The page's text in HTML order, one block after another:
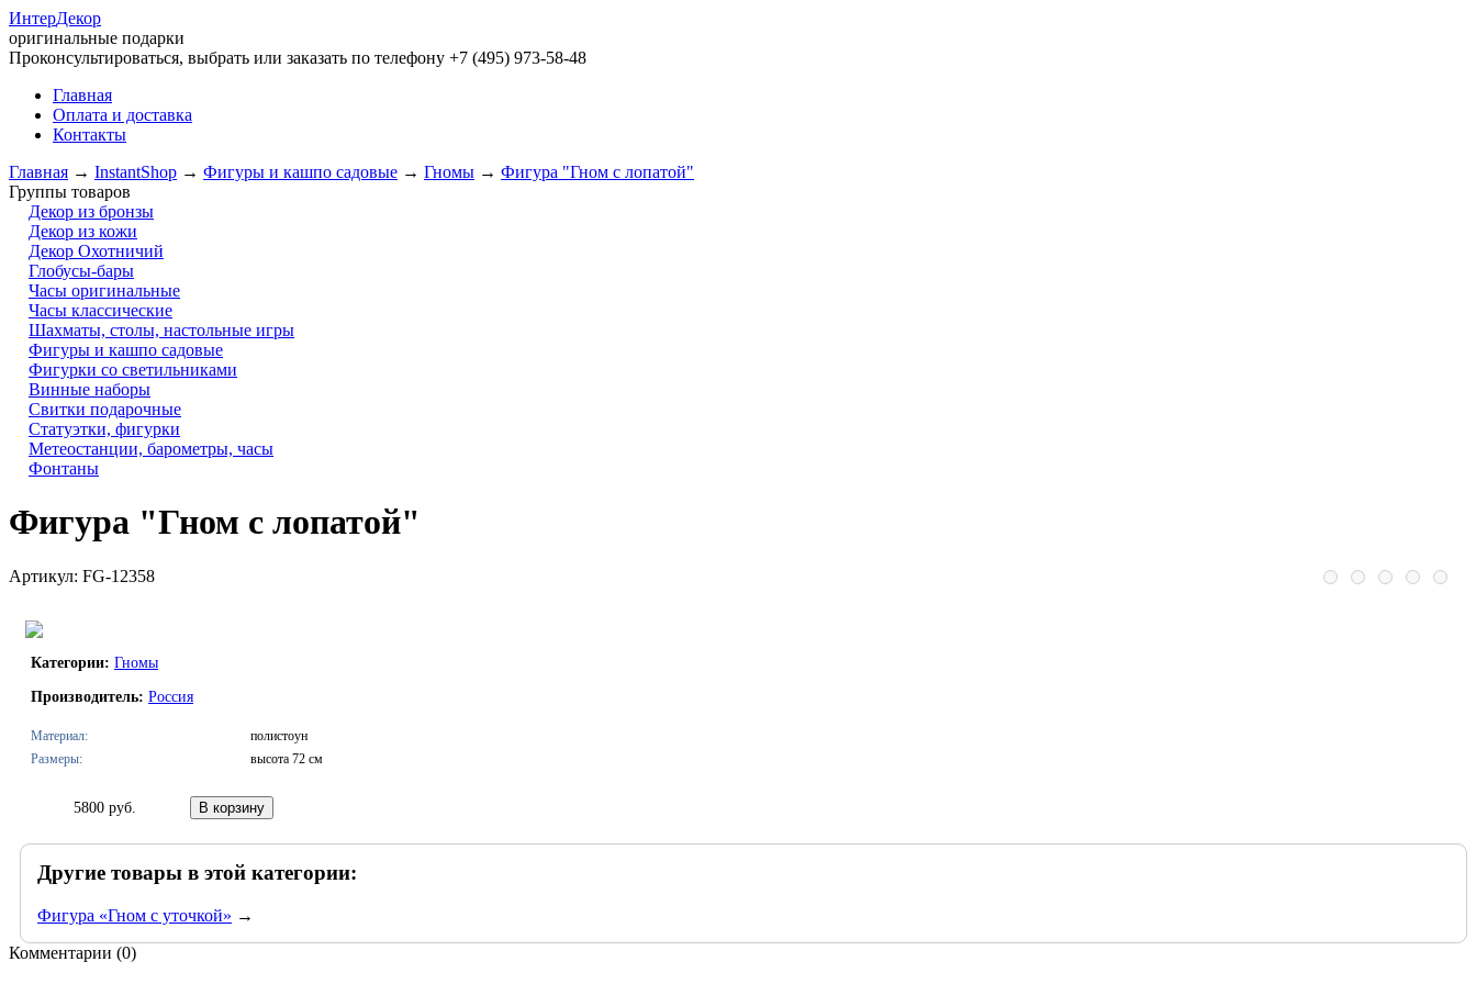
ИнтерДекор
оригинальные подарки
Проконсультироваться, выбрать или заказать по телефону +7 (495) 973-58-48
Главная
Оплата и доставка
Контакты
Главная → InstantShop → Фигуры и кашпо садовые → Гномы → Фигура "Гном с лопатой"
Группы товаров
Декор из бронзы
Декор из кожи
Декор Охотничий
Глобусы-бары
Часы оригинальные
Часы классические
Шахматы, столы, настольные игры
Фигуры и кашпо садовые
Фигурки со светильниками
Винные наборы
Свитки подарочные
Статуэтки, фигурки
Метеостанции, барометры, часы
Фонтаны
Фигура "Гном с лопатой"
Артикул: FG-12358
Категории: Гномы
Производитель: Россия
Материал:
полистоун
Размеры:
высота 72 см
5800 руб.
Другие товары в этой категории:
Фигура «Гном с уточкой» →
Комментарии (0)